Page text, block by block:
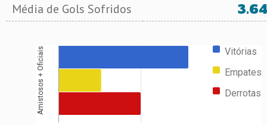
Média de Gols Sofridos
Vitórias
Empates
Derrotas
Amistosos + Oficiais